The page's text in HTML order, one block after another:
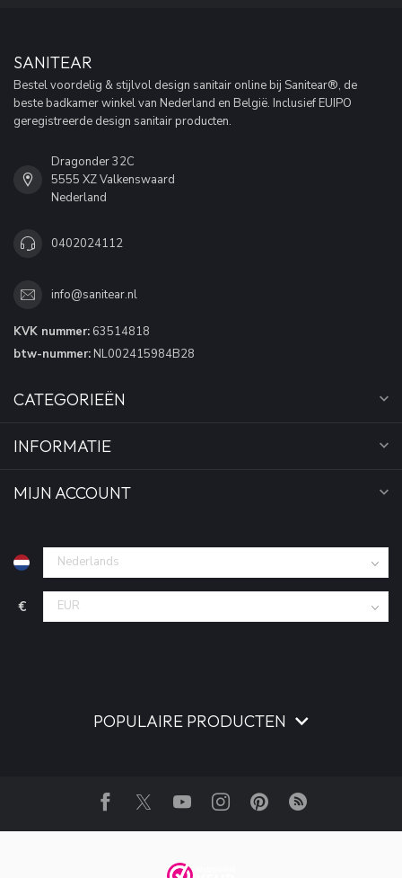
SANITEAR
Bestel voordelig & stijlvol design sanitair online bij Sanitear®, de
beste badkamer winkel van Nederland en België. Inclusief EUIPO
geregistreerde design sanitair producten.
Dragonder 32C
5555 XZ Valkenswaard
Nederland
0402024112
info@sanitear.nl
KVK nummer: 63514818
btw-nummer: NL002415984B28
CATEGORIEËN
INFORMATIE
MIJN ACCOUNT
€
POPULAIRE PRODUCTEN